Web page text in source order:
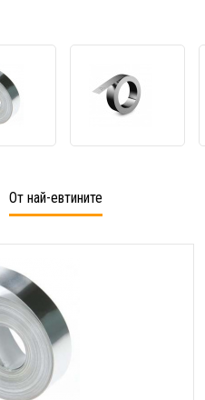
x
без
лепило,
оригинална
x
От най-евтините